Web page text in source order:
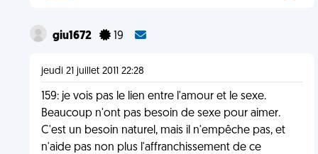
giu1672 19
jeudi 21 juillet 2011 22:28
159: je vois pas le lien entre l'amour et le sexe.
Beaucoup n'ont pas besoin de sexe pour aimer.
C'est un besoin naturel, mais il n'empêche pas, et
n'aide pas non plus l'affranchissement de ce